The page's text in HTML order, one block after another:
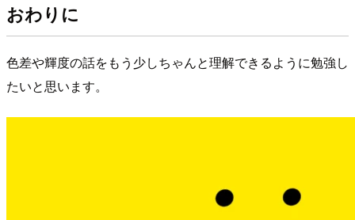
おわりに
色差や輝度の話をもう少しちゃんと理解できるように勉強し
たいと思います。